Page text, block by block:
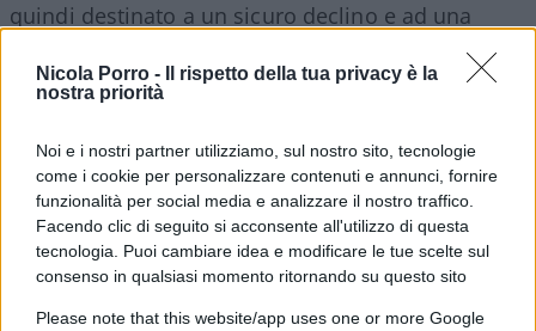
Nicola Porro -
Il rispetto della tua privacy è la
nostra priorità
Noi e i nostri partner utilizziamo, sul nostro sito, tecnologie
come i cookie per personalizzare contenuti e annunci, fornire
funzionalità per social media e analizzare il nostro traffico.
Facendo clic di seguito si acconsente all'utilizzo di questa
tecnologia. Puoi cambiare idea e modificare le tue scelte sul
consenso in qualsiasi momento ritornando su questo sito
Please note that this website/app uses one or more Google
quindi destinato a un sicuro declino e ad una
Forse è l’ultimo treno
che ci si presenta. E il mio non vuole essere che
un appello a tutti i liberali e agli uomini di buona
volontà a non lasciare soli Salvini e i radicali in
questa battaglia decisiva per la nostra libertà
sostanziale.
Corrado Ocone, 13 marzo 2022